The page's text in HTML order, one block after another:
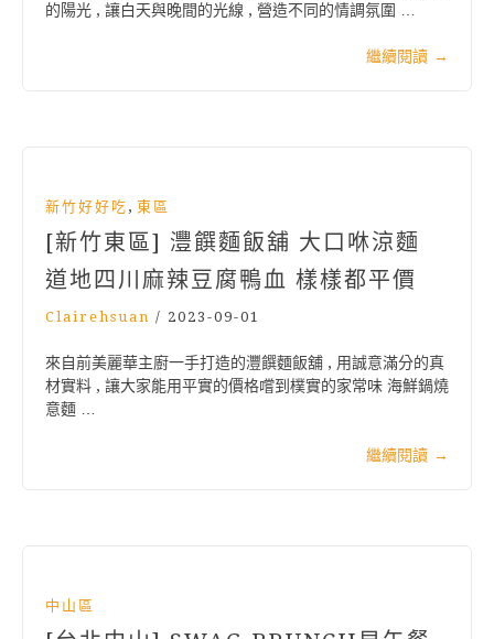
的陽光 , 讓白天與晚間的光線 , 營造不同的情調氛圍 …
繼續閱讀 →
新竹好好吃 , 東區
[新竹東區] 灃饌麵飯舖 大口咻涼麵
道地四川麻辣豆腐鴨血 樣樣都平價
Clairehsuan / 2023-09-01
來自前美麗華主廚一手打造的灃饌麵飯舖 , 用誠意滿分的真
材實料 , 讓大家能用平實的價格嚐到樸實的家常味 海鮮鍋燒
意麵 …
繼續閱讀 →
中山區